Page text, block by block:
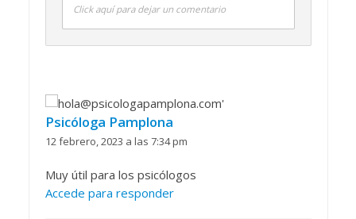
Click aquí para dejar un comentario
Psicóloga Pamplona
12 febrero, 2023 a las 7:34 pm
Muy útil para los psicólogos
Accede para responder